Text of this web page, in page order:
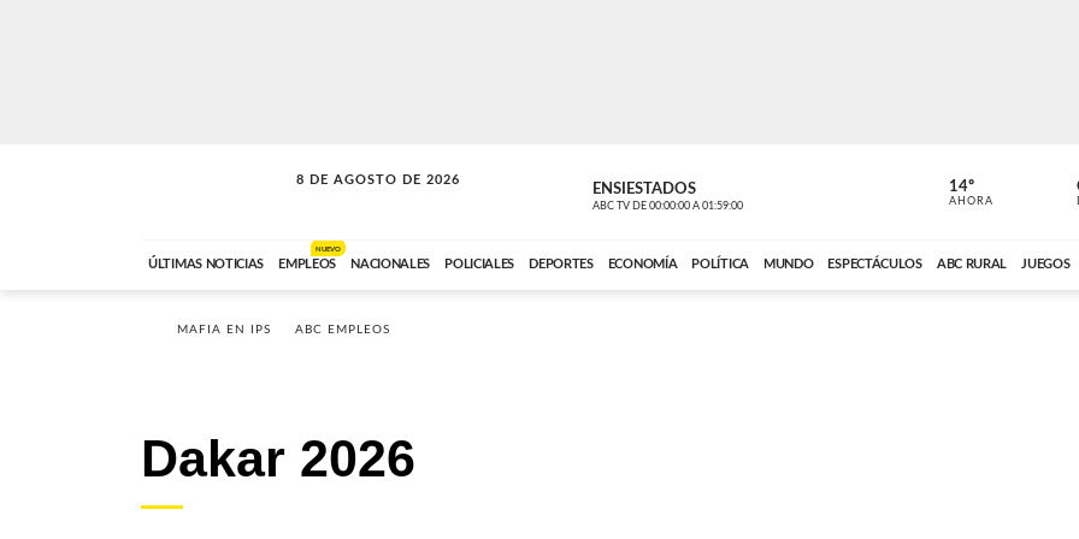
8 DE AGOSTO DE 2026
SOLO MÚSICA ENSIESTADOS
ABC TV DE 00:00:00 A 01:59:00
VOCES DEL
ABC CARDINAL
14º
AHORA
ÚLTIMAS NOTICIAS EMPLEOS
NUEVO
NACIONALES POLICIALES DEPORTES ECONOMÍA POLÍTICA MUNDO ESPECTÁCULOS ABC RURAL JUEGOS
MAFIA EN IPS ABC EMPLEOS
Dakar 2026